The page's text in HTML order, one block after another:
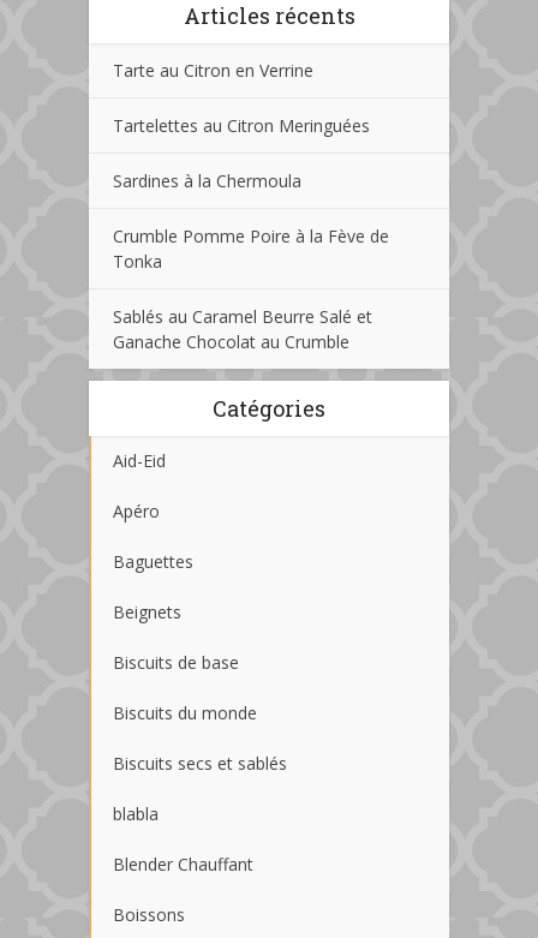
Articles récents
Tarte au Citron en Verrine
Tartelettes au Citron Meringuées
Sardines à la Chermoula
Crumble Pomme Poire à la Fève de
Tonka
Sablés au Caramel Beurre Salé et
Ganache Chocolat au Crumble
Catégories
Aid-Eid
Apéro
Baguettes
Beignets
Biscuits de base
Biscuits du monde
Biscuits secs et sablés
blabla
Blender Chauffant
Boissons